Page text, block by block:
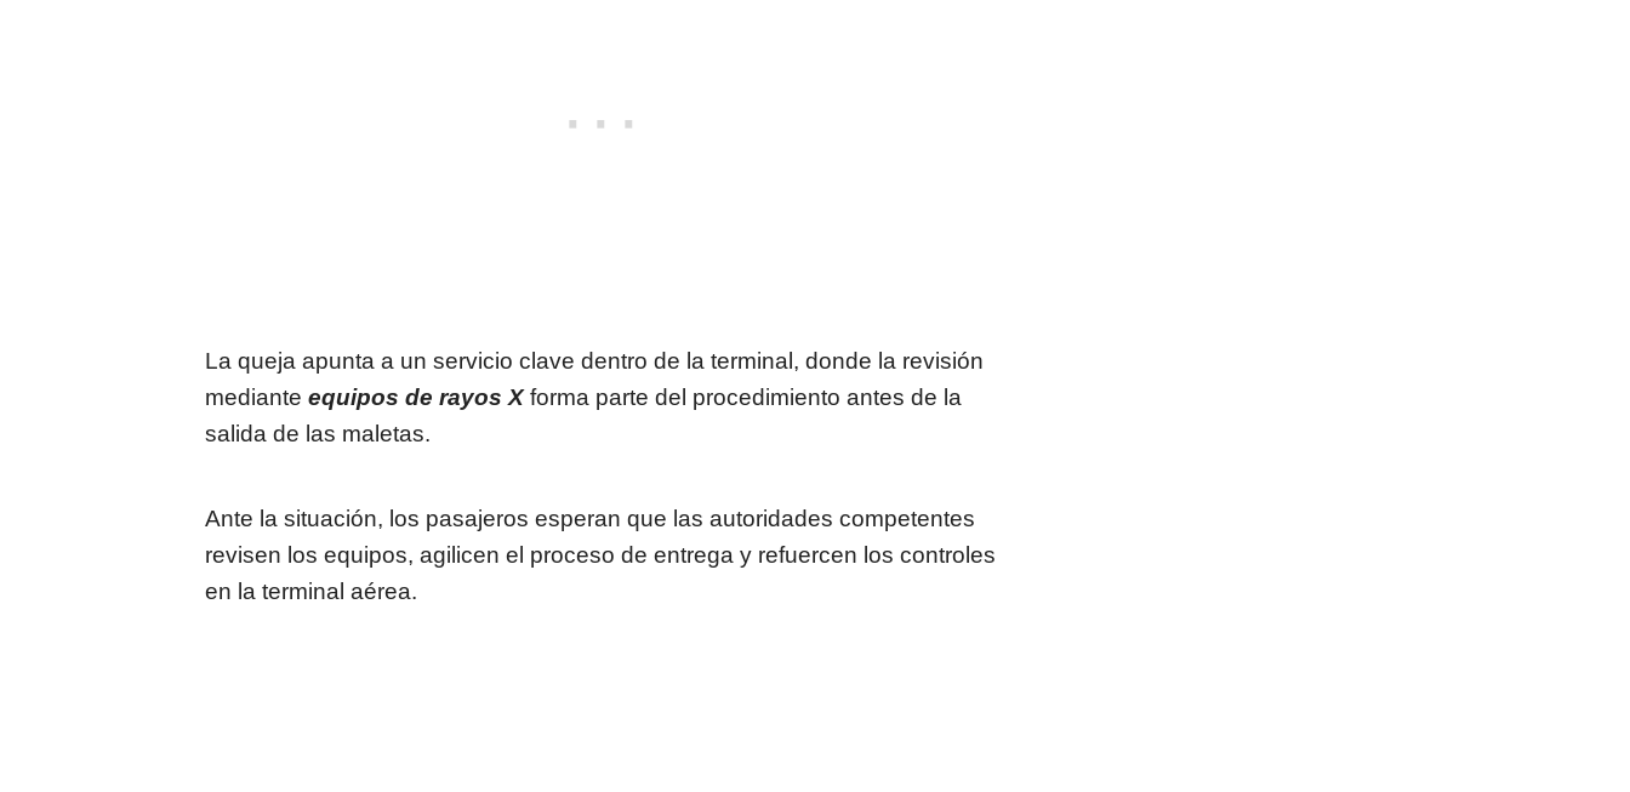
La queja apunta a un servicio clave dentro de la terminal, donde la revisión
mediante equipos de rayos Xforma parte del procedimiento antes de la
salida de las maletas.
Ante la situación, los pasajeros esperan que las autoridades competentes
revisen los equipos, agilicen el proceso de entrega y refuercen los controles
en la terminal aérea.